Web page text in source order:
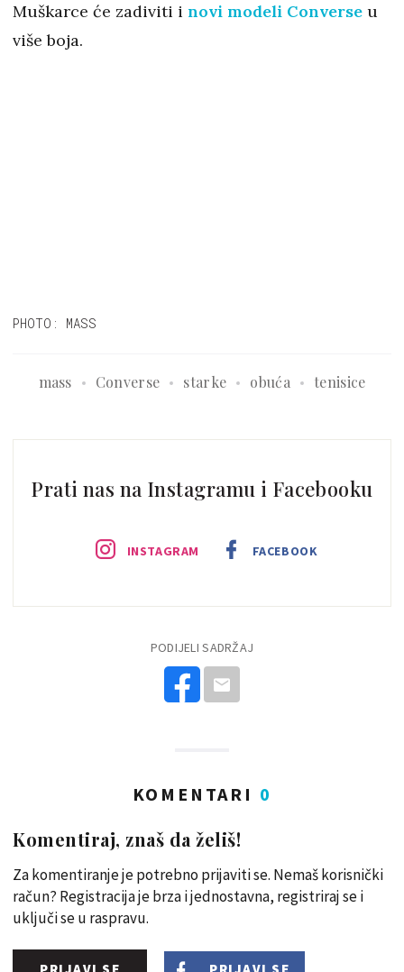
Muškarce će zadiviti i novi modeli Converse u
više boja.
PHOTO: MASS
mass Converse starke obuća tenisice
Prati nas na Instagramu i Facebooku
INSTAGRAM FACEBOOK
PODIJELI SADRŽAJ
KOMENTARI 0
Komentiraj, znaš da želiš!
Za komentiranje je potrebno prijaviti se. Nemaš korisnički
račun? Registracija je brza i jednostavna, registriraj se i
uključi se u raspravu.